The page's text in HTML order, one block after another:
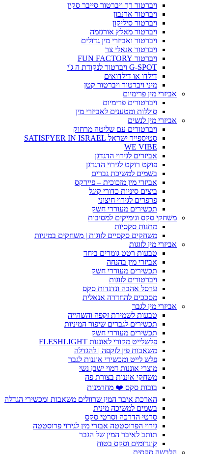
ויברטור רך ויברטור סייבר סקין
ויברטור ארנבון
ויברטור סיליקון
ויברטור מאלץ אורגזמה
ויברטור ואביזרי מין גדולים
ויברטור אנאלי צר
ויברטור FUN FACTORY
G-SPOT ויברטור לנקודת ה ג'י
דילדו או דילדואים
מיני ויברטור ויברטור קטן
אביזרי מין פרימיום
ויברטורים פרימיום
סוללות ומטענים לאביזרי מין
אביזרי מין לנשים
ויברטורים עם שליטה מרחוק
סטיספייר ישראל SATISFYER IN ISRAEL
WE VIBE
אביזרים לגירוי הדגדגן
פוקט רוקט לגירוי הדגדגן
בשמים למשיכת גברים
אביזרי מין מזכוכית – פיירקס
ביצים סיניות כדורי קיגל
פרפרים לגירוי חיצוני
תכשירים מעוררי חשק
משחקי סקס וגימיקים למסיבות
מתנות סקסיות
משחקים סקסיים לזוגות | משחקים במיניות
אביזרי מין לזוגות
טבעות רטט גומרים ביחד
אביזרי מין בהנחה
תכשירים מעוררי חשק
ויברטורים לזוגות
ערסל אהבה ונדנדות סקס
מסככים להחדרה אנאלית
אביזרי מין לגבר
טבעות לשמירת זקפה והשהייה
תכשירים לגברים שיפור המיניות
תכשירים מעוררי חשק
פלשלייט מקורי לאוננות FLESHLIGHT
משאבות פין לזקפה | להגדלה
פלש לייט ומכשירי אוננות לגבר
מוצרי אוננות דמוי ישבן נשי
משחקי אוננות בצורת פה
בובות סקס ❤️ מחרמנות
הארכת איבר המין שרוולים משאבות ומכשירי הגדלה
בשמים למשיכה מינית
סרטי הדרכה וסרטי סקס
גירוי הפרוסטטה אבזרי מין לגירוי פרוסטטה
תותב לאיבר המין של הגבר
קונדומים וסקס בטוח
הלבשה סקסית